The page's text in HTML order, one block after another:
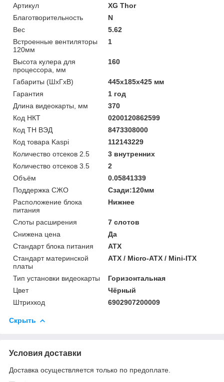
Артикул
XG Thor
Благотворительность
N
Вес
5.62
Встроенные вентиляторы
120мм
1
Высота кулера для
процессора, мм
160
Габариты (ШхГхВ)
445x185x425 мм
Гарантия
1 год
Длина видеокарты, мм
370
Код НКТ
0200120862599
Код ТН ВЭД
8473308000
Код товара Kaspi
112143229
Количество отсеков 2.5
3 внутренних
Количество отсеков 3.5
2
Объём
0.05841339
Поддержка СЖО
Сзади:120мм
Расположение блока
питания
Нижнее
Слоты расширения
7 слотов
Снижена цена
Да
Стандарт блока питания
ATX
Стандарт материнской
платы
ATX / Micro-ATX / Mini-ITX
Тип установки видеокарты
Горизонтальная
Цвет
Чёрный
Штрихкод
6902907200009
Скрыть
Условия доставки
Доставка осуществляется только по предоплате.